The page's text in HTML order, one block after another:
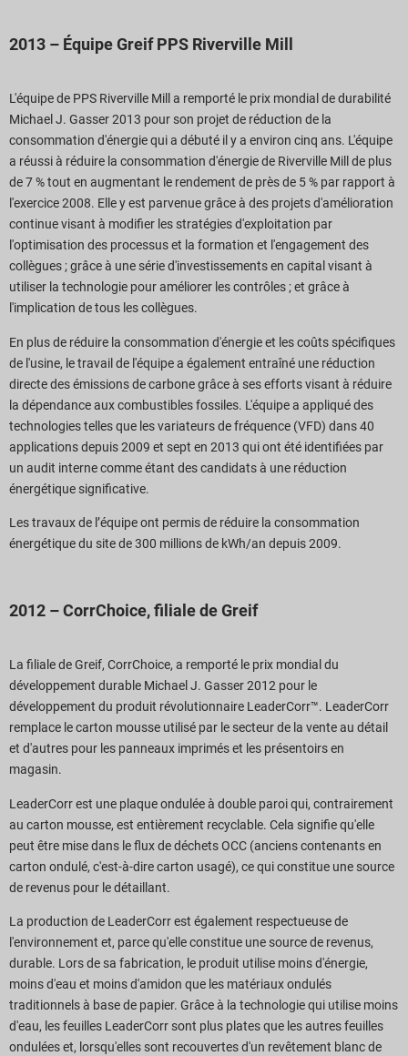
2013 – Équipe Greif PPS Riverville Mill
L'équipe de PPS Riverville Mill a remporté le prix mondial de durabilité
Michael J. Gasser 2013 pour son projet de réduction de la
consommation d'énergie qui a débuté il y a environ cinq ans. L'équipe
a réussi à réduire la consommation d'énergie de Riverville Mill de plus
de 7 % tout en augmentant le rendement de près de 5 % par rapport à
l'exercice 2008. Elle y est parvenue grâce à des projets d'amélioration
continue visant à modifier les stratégies d'exploitation par
l'optimisation des processus et la formation et l'engagement des
collègues ; grâce à une série d'investissements en capital visant à
utiliser la technologie pour améliorer les contrôles ; et grâce à
l'implication de tous les collègues.
En plus de réduire la consommation d'énergie et les coûts spécifiques
de l'usine, le travail de l'équipe a également entraîné une réduction
directe des émissions de carbone grâce à ses efforts visant à réduire
la dépendance aux combustibles fossiles. L'équipe a appliqué des
technologies telles que les variateurs de fréquence (VFD) dans 40
applications depuis 2009 et sept en 2013 qui ont été identifiées par
un audit interne comme étant des candidats à une réduction
énergétique significative.
Les travaux de l’équipe ont permis de réduire la consommation
énergétique du site de 300 millions de kWh/an depuis 2009.
2012 – CorrChoice, filiale de Greif
La filiale de Greif, CorrChoice, a remporté le prix mondial du
développement durable Michael J. Gasser 2012 pour le
développement du produit révolutionnaire LeaderCorr™. LeaderCorr
remplace le carton mousse utilisé par le secteur de la vente au détail
et d'autres pour les panneaux imprimés et les présentoirs en
magasin.
LeaderCorr est une plaque ondulée à double paroi qui, contrairement
au carton mousse, est entièrement recyclable. Cela signifie qu'elle
peut être mise dans le flux de déchets OCC (anciens contenants en
carton ondulé, c'est-à-dire carton usagé), ce qui constitue une source
de revenus pour le détaillant.
La production de LeaderCorr est également respectueuse de
l'environnement et, parce qu'elle constitue une source de revenus,
durable. Lors de sa fabrication, le produit utilise moins d'énergie,
moins d'eau et moins d'amidon que les matériaux ondulés
traditionnels à base de papier. Grâce à la technologie qui utilise moins
d'eau, les feuilles LeaderCorr sont plus plates que les autres feuilles
ondulées et, lorsqu'elles sont recouvertes d'un revêtement blanc de